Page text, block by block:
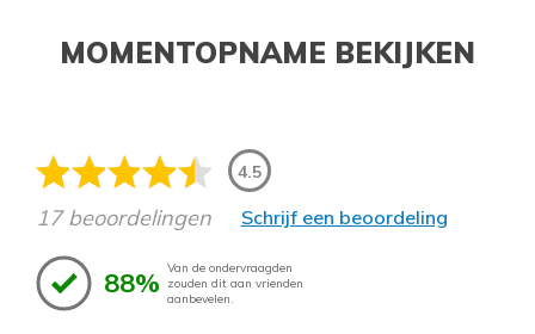
MOMENTOPNAME BEKIJKEN
4.5
17 beoordelingen Schrijf een beoordeling
88% Van de ondervraagden
zouden dit aan vrienden
aanbevelen.